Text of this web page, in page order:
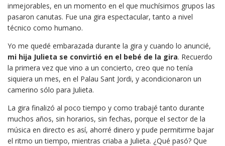
inmejorables, en un momento en el que muchísimos grupos las
pasaron canutas. Fue una gira espectacular, tanto a nivel
técnico como humano.
Yo me quedé embarazada durante la gira y cuando lo anuncié,
mi hija Julieta se convirtió en el bebé de la gira. Recuerdo
la primera vez que vino a un concierto, creo que no tenía
siquiera un mes, en el Palau Sant Jordi, y acondicionaron un
camerino sólo para Julieta.
La gira finalizó al poco tiempo y como trabajé tanto durante
muchos años, sin horarios, sin fechas, porque el sector de la
música en directo es así, ahorré dinero y pude permitirme bajar
el ritmo un tiempo, mientras criaba a Julieta. ¿Qué pasó? Que